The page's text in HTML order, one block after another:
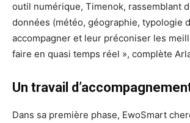
outil numérique, Timenok, rassemblant
données (météo, géographie, typologie
accompagner et leur préconiser les
faire en quasi temps réel », complète
Un travail
Dans sa première phase, EwoSmart